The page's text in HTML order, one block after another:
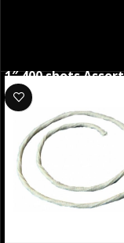
1″ 400 shots
Show
Op voorraad
€549.99
SKU:9040